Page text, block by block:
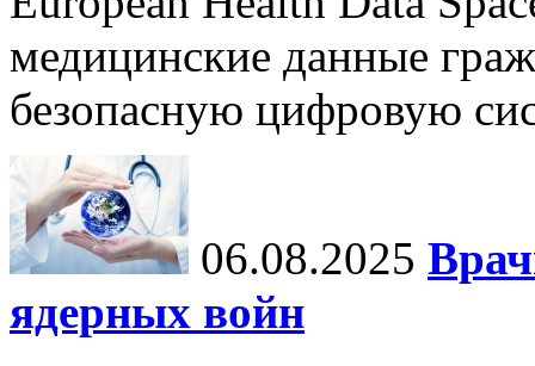
медицинские данные
безопасную цифровую
06.08.2025
ядерных войн